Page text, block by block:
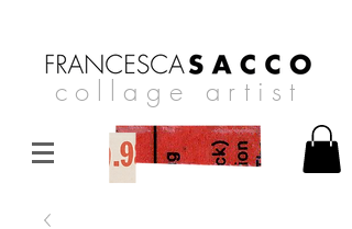
collage artist